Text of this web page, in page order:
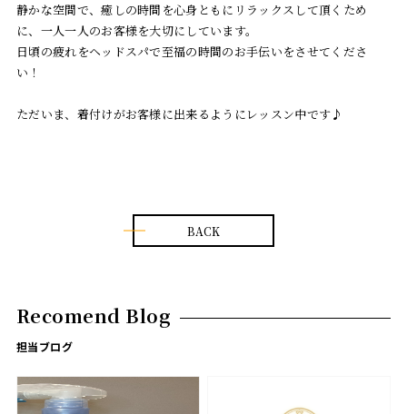
静かな空間で、癒しの時間を心身ともにリラックスして頂くため
に、一人一人のお客様を大切にしています。
日頃の疲れをヘッドスパで至福の時間のお手伝いをさせてくださ
い！
ただいま、着付けがお客様に出来るようにレッスン中です♪
BACK
Recomend Blog
担当ブログ